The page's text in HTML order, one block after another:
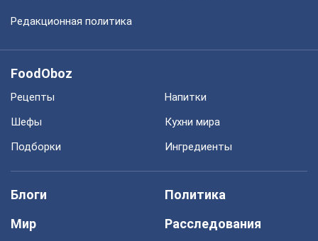
Редакционная политика
FoodOboz
Рецепты
Напитки
Шефы
Кухни мира
Подборки
Ингредиенты
Блоги
Политика
Мир
Расследования